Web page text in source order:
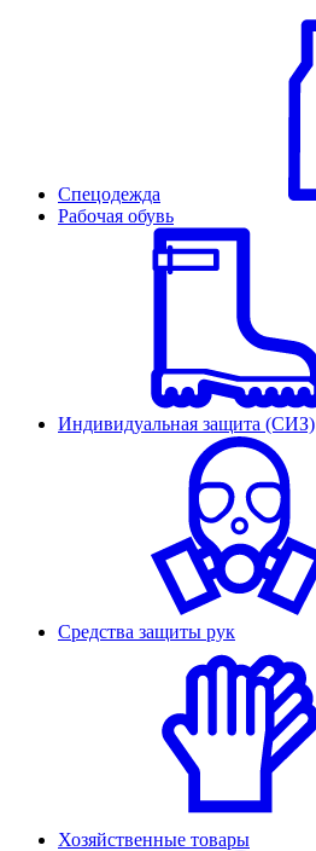
Спецодежда
Рабочая обувь
Индивидуальная защита (СИЗ)
Средства защиты рук
Хозяйственные товары